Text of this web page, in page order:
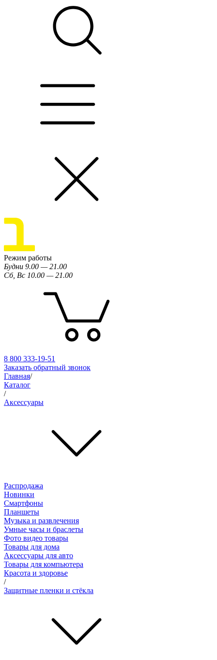
Режим работы
Будни 9.00 — 21.00
Сб, Вс 10.00 — 21.00
8 800 333-19-51
Заказать обратный звонок
Главная/
Каталог
/
Аксессуары
Распродажа
Новинки
Смартфоны
Планшеты
Музыка и развлечения
Умные часы и браслеты
Фото видео товары
Товары для дома
Аксессуары для авто
Товары для компьютера
Красота и здоровье
/
Защитные пленки и стёкла